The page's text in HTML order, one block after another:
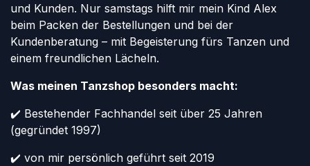
und Kunden. Nur samstags hilft mir mein Kind Alex
beim Packen der Bestellungen und bei der
Kundenberatung – mit Begeisterung fürs Tanzen und
einem freundlichen Lächeln.
Was meinen Tanzshop besonders macht:
✔️ Bestehender Fachhandel seit über 25 Jahren
(gegründet 1997)
✔️ von mir persönlich geführt seit 2019